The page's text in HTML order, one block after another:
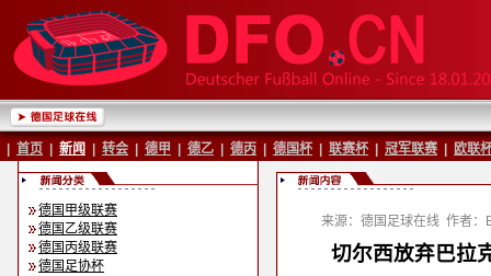
首页 新闻 转会 德甲 德乙 德丙 德国杯 联赛杯 冠军联赛 欧联
德国甲级联赛
德国乙级联赛
德国丙级联赛
德国足协杯
来源：德国足球在线 作者：
切尔西放弃巴拉